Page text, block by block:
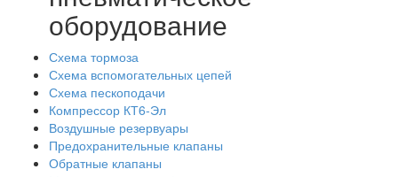
оборудование
Схема тормоза
Схема вспомогательных цепей
Схема пескоподачи
Компрессор КТ6-Эл
Воздушные резервуары
Предохранительные клапаны
Обратные клапаны